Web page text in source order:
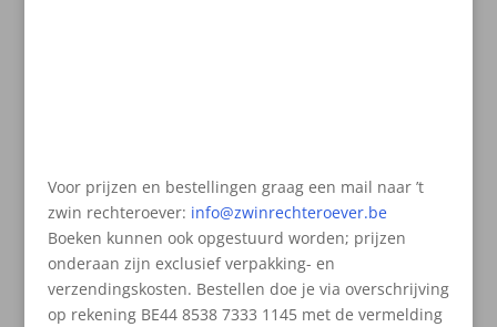
Voor prijzen en bestellingen graag een mail naar ’t
zwin rechteroever: info@zwinrechteroever.be
Boeken kunnen ook opgestuurd worden; prijzen
onderaan zijn exclusief verpakking- en
verzendingskosten. Bestellen doe je via overschrijving
op rekening BE44 8538 7333 1145 met de vermelding